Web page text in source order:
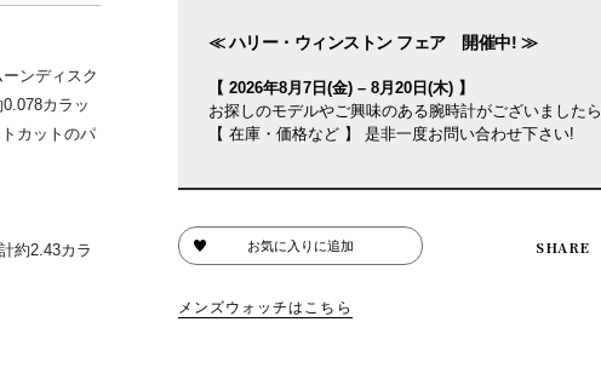
ンディスク
カラッ
カットのパ
約2.43カラ
≪ ハリー・ウィンストン フェア 開催中! ≫
【 2026年8月7日(金) – 8月20日(木) 】
お探しのモデルやご興味のある腕時計がございましたら
【 在庫・価格など 】 是非一度お問い合わせ下さい!
お気に入りに追加 SHARE
メンズウォッチはこちら